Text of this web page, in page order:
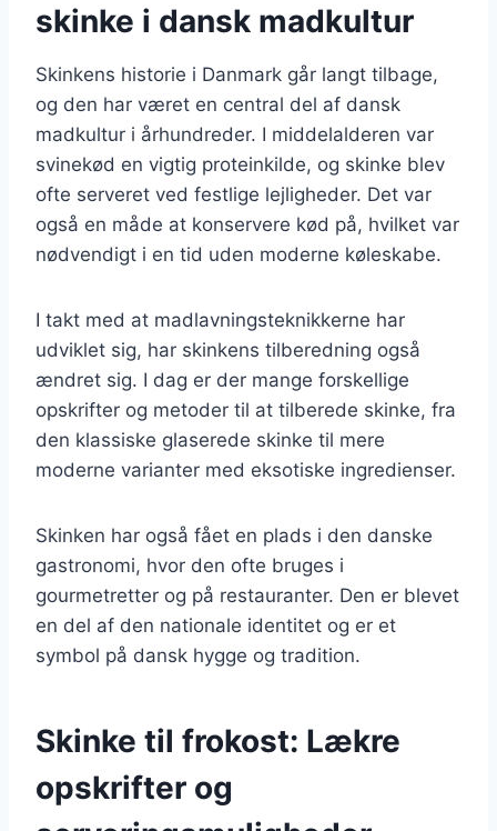
skinke i dansk madkultur
Skinkens historie i Danmark går langt tilbage,
og den har været en central del af dansk
madkultur i århundreder. I middelalderen var
svinekød en vigtig proteinkilde, og skinke blev
ofte serveret ved festlige lejligheder. Det var
også en måde at konservere kød på, hvilket var
nødvendigt i en tid uden moderne køleskabe.
I takt med at madlavningsteknikkerne har
udviklet sig, har skinkens tilberedning også
ændret sig. I dag er der mange forskellige
opskrifter og metoder til at tilberede skinke, fra
den klassiske glaserede skinke til mere
moderne varianter med eksotiske ingredienser.
Skinken har også fået en plads i den danske
gastronomi, hvor den ofte bruges i
gourmetretter og på restauranter. Den er blevet
en del af den nationale identitet og er et
symbol på dansk hygge og tradition.
Skinke til frokost: Lækre
opskrifter og